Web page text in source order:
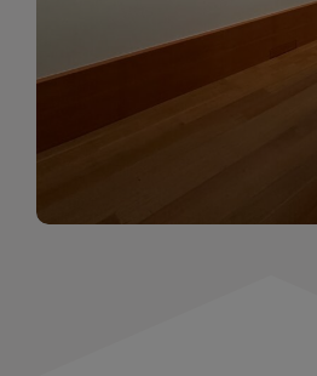
momentów. Zapraszamy
wspominania i